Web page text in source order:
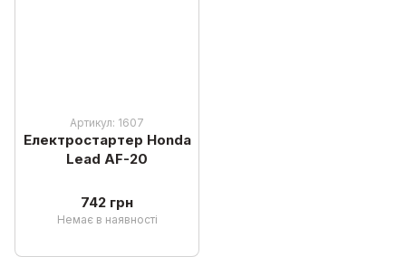
Артикул: 1607
Електростартер Honda
Lead AF-20
742 грн
Немає в наявності